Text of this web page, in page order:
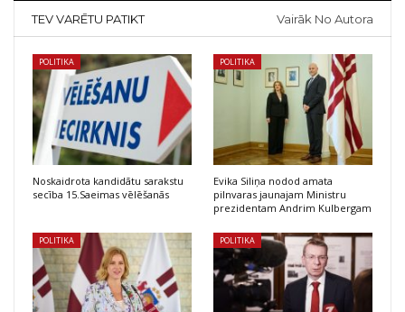
TEV VARĒTU PATIKT Vairāk No Autora
POLITIKA
Noskaidrota kandidātu sarakstu
secība 15.Saeimas vēlēšanās
POLITIKA
Evika Siliņa nodod amata
pilnvaras jaunajam Ministru
prezidentam Andrim Kulbergam
POLITIKA POLITIKA